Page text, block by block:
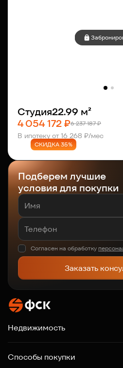
Студия22.99 м²
4 054 172 ₽6 237 187 ₽
В ипотеку от 16 268 ₽/мес
СКИДКА 35%
Подберем лучшие
условия для покупки
Согласен на обработку
Заказать
Недвижимость
Квартиры
Машино-места
Коммерция
Способы покупки